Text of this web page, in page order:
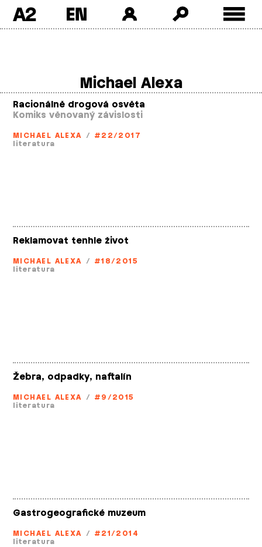
A2
Michael Alexa
Racionálně drogová osvěta
Komiks věnovaný závislosti
MICHAEL ALEXA / #22/2017
literatura
Reklamovat tenhle život
MICHAEL ALEXA / #18/2015
literatura
Žebra, odpadky, naftalín
MICHAEL ALEXA / #9/2015
literatura
Gastrogeografické muzeum
MICHAEL ALEXA / #21/2014
literatura